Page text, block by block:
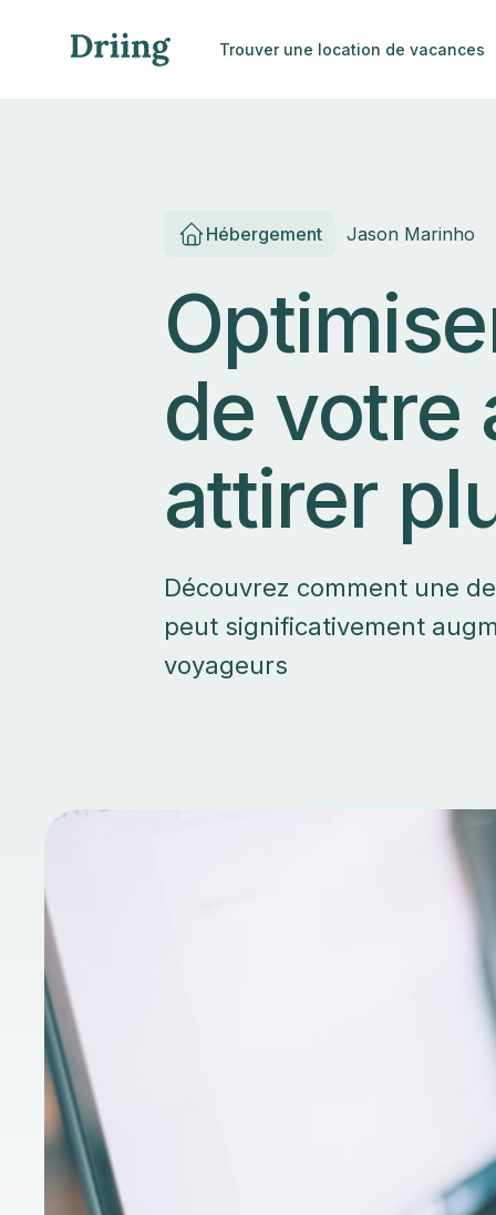
Trouver une location de vacances
Hébergement Jason Marinho
de votre
attirer
Découvrez comment une
peut significativement
voyageurs